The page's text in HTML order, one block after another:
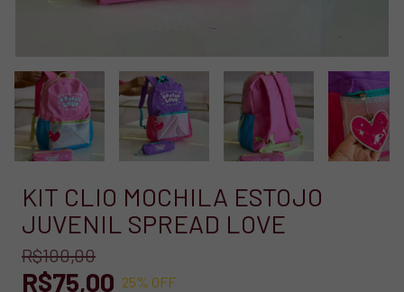
KIT CLIO MOCHILA ESTOJO
JUVENIL SPREAD LOVE
R$100,00
R$75,00 25% OFF